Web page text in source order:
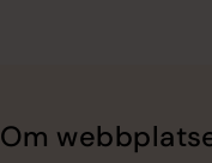
Om